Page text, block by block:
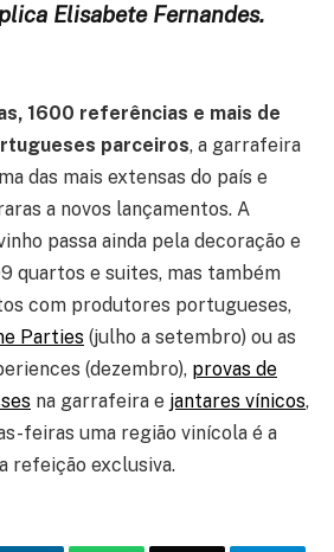
Elisabete Fernandes.
1600 referências e mais de
parceiros, a garrafeira
das mais extensas do país e
a novos lançamentos. A
passa ainda pela decoração e
quartos e suites, mas também
com produtores portugueses,
Parties (julho a setembro) ou as
(dezembro), provas de
na garrafeira e jantares vínicos,
feiras uma região vinícola é a
refeição exclusiva.